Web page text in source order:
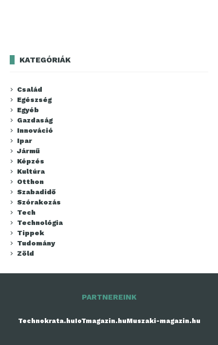
KATEGÓRIÁK
Család
Egészség
Egyéb
Gazdaság
Innováció
Ipar
Jármű
Képzés
Kultúra
Otthon
Szabadidő
Szórakozás
Tech
Technológia
Tippek
Tudomány
Zöld
PARTNEREINK
Technokrata.huIoTmagazin.huMuszaki-magazin.hu